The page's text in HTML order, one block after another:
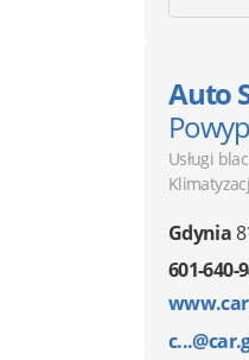
Auto
Usługi
Gdynia
601-640-